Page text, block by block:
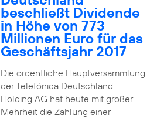
beschließt Dividende
in Höhe von 773
Millionen Euro für das
Geschäftsjahr 2017
Die ordentliche Hauptversammlung
der Telefónica Deutschland
Holding AG hat heute mit großer
Mehrheit die Zahlung einer